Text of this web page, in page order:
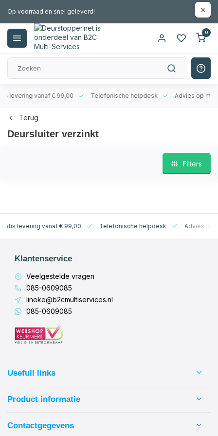
Op voorraad en snel geleverd!
0
vanaf € 99,00 Telefonische helpdesk Advies op maat
Terug
Deursluiter verzinkt
Filters
vanaf € 99,00 Telefonische helpdesk Advies op maat
Klantenservice
Veelgestelde vragen
085-0609085
lineke@b2cmultiservices.nl
085-0609085
Usefull links
Product informatie
Contactgegevens